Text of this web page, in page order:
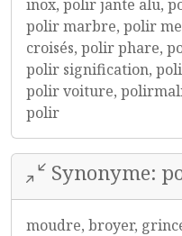
inox, polir jante alu,
polir marbre, polir
croisés, polir phare,
polir signification,
polir voiture,
polir
Synonyme:
moudre, broyer,